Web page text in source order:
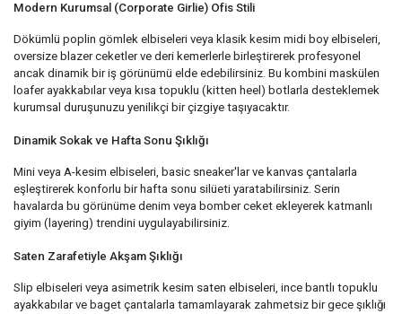
Modern Kurumsal (Corporate Girlie) Ofis Stili
Dökümlü poplin gömlek elbiseleri veya klasik kesim midi boy elbiseleri,
oversize blazer ceketler ve deri kemerlerle birleştirerek profesyonel
ancak dinamik bir iş görünümü elde edebilirsiniz. Bu kombini maskülen
loafer ayakkabılar veya kısa topuklu (kitten heel) botlarla desteklemek
kurumsal duruşunuzu yenilikçi bir çizgiye taşıyacaktır.
Dinamik Sokak ve Hafta Sonu Şıklığı
Mini veya A-kesim elbiseleri, basic sneaker'lar ve kanvas çantalarla
eşleştirerek konforlu bir hafta sonu silüeti yaratabilirsiniz. Serin
havalarda bu görünüme denim veya bomber ceket ekleyerek katmanlı
giyim (layering) trendini uygulayabilirsiniz.
Saten Zarafetiyle Akşam Şıklığı
Slip elbiseleri veya asimetrik kesim saten elbiseleri, ince bantlı topuklu
ayakkabılar ve baget çantalarla tamamlayarak zahmetsiz bir gece şıklığı